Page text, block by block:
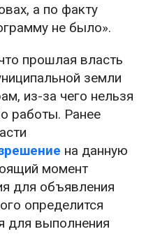
а по факту
не было».
прошлая власть
земли
из-за чего нельзя
работы. Ранее
на данную
момент
для объявления
определится
для выполнения